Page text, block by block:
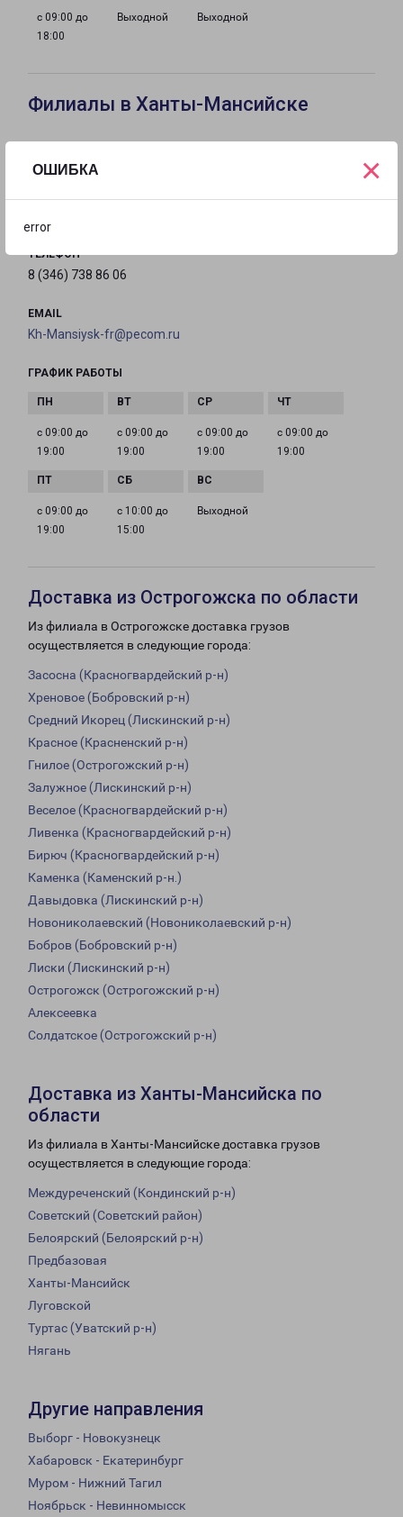
ОШИБКА
error
×
с 09:00 до
18:00
Выходной Выходной
Филиалы в Ханты-Мансийске
г. Ханты-Мансийск, улица Мира, д. 120/7
ТЕЛЕФОН
8 (346) 738 86 06
EMAIL
Kh-Mansiysk-fr@pecom.ru
ГРАФИК РАБОТЫ
с 09:00 до
19:00
с 09:00 до
19:00
с 09:00 до
19:00
с 09:00 до
19:00
с 09:00 до
19:00
с 10:00 до
15:00
Выходной
Доставка из Острогожска по области
Из филиала в Острогожске доставка грузов
осуществляется в следующие города:
Засосна (Красногвардейский р-н)
Хреновое (Бобровский р-н)
Средний Икорец (Лискинский р-н)
Красное (Красненский р-н)
Гнилое (Острогожский р-н)
Залужное (Лискинский р-н)
Веселое (Красногвардейский р-н)
Ливенка (Красногвардейский р-н)
Бирюч (Красногвардейский р-н)
Каменка (Каменский р-н.)
Давыдовка (Лискинский р-н)
Новониколаевский (Новониколаевский р-н)
Бобров (Бобровский р-н)
Лиски (Лискинский р-н)
Острогожск (Острогожский р-н)
Алексеевка
Солдатское (Острогожский р-н)
Доставка из Ханты-Мансийска по
области
Из филиала в Ханты-Мансийске доставка грузов
осуществляется в следующие города:
Междуреченский (Кондинский р-н)
Советский (Советский район)
Белоярский (Белоярский р-н)
Предбазовая
Ханты-Мансийск
Луговской
Туртас (Уватский р-н)
Нягань
Другие направления
Выборг - Новокузнецк
Хабаровск - Екатеринбург
Муром - Нижний Тагил
Ноябрьск - Невинномысск